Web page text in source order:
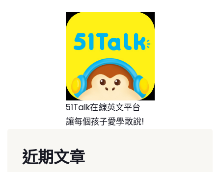
51Talk在線英文平台
讓每個孩子愛學敢說!
近期文章